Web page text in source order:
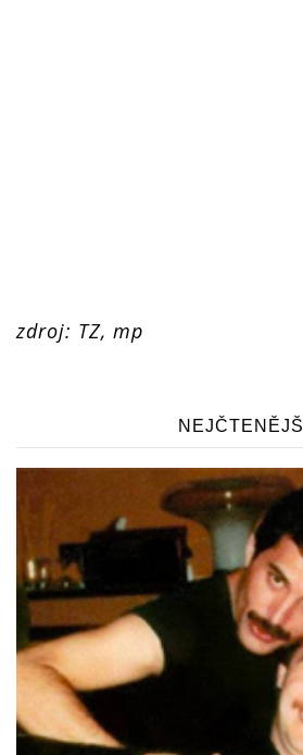
zdroj: TZ, mp
NEJČTENĚJŠÍ